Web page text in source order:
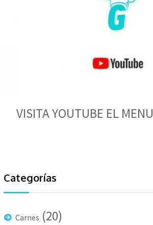
VISITA YOUTUBE EL
Categorías
Carnes (20)